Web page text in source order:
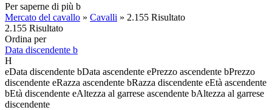
Per saperne di più b
Mercato del cavallo » Cavalli » 2.155 Risultato
2.155 Risultato
Ordina per
Data discendente b
H
eData discendente bData ascendente ePrezzo ascendente bPrezzo
discendente eRazza ascendente bRazza discendente eEtà ascendente
bEtà discendente eAltezza al garrese ascendente bAltezza al garrese
discendente